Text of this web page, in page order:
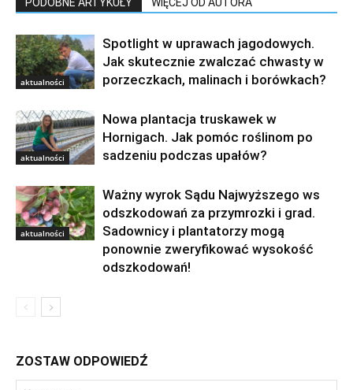
aktualności
Spotlight w uprawach jagodowych.
Jak skutecznie zwalczać chwasty w
porzeczkach, malinach i borówkach?
aktualności
Nowa plantacja truskawek w
Hornigach. Jak pomóc roślinom po
sadzeniu podczas upałów?
aktualności
Ważny wyrok Sądu Najwyższego ws
odszkodowań za przymrozki i grad.
Sadownicy i plantatorzy mogą
ponownie zweryfikować wysokość
odszkodowań!
ZOSTAW ODPOWIEDŹ